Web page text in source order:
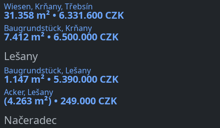
Wiesen, Krňany, Třebsín
31.358 m² • 6.331.600 CZK
Baugrundstück, Krňany
7.412 m² • 6.500.000 CZK
Lešany
Baugrundstück, Lešany
1.147 m² • 5.390.000 CZK
Acker, Lešany
(4.263 m²) • 249.000 CZK
Načeradec